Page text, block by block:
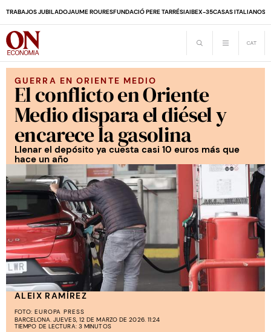
TRABAJOS JUBILADOJAUME ROURESFUNDACIÓ PERE TARRÉSIAIBEX-35CASAS ITALIANOS
GUERRA EN ORIENTE MEDIO
El conflicto en Oriente
Medio dispara el diésel y
encarece la gasolina
Llenar el depósito ya cuesta casi 10 euros más que
hace un año
ALEIX RAMÍREZ
FOTO: EUROPA PRESS
BARCELONA. JUEVES, 12 DE MARZO DE 2026. 11:24
TIEMPO DE LECTURA: 3 MINUTOS